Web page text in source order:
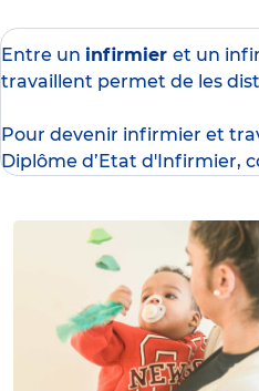
Entre un infirmier et un
travaillent permet de les
Pour devenir infirmier et
Diplôme d’Etat d'Infirmier,